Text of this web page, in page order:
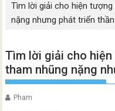
Tìm lời giải cho hiện
nặng nhưng phát triển
Tìm lời giải cho
tham nhũng nặng
Pham